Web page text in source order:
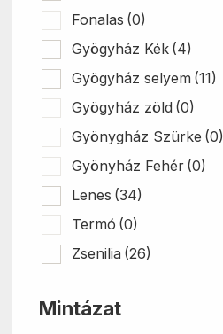
Fonalas (0)
Gyögyház Kék (4)
Gyögyház selyem (11)
Gyögyház zöld (0)
Gyönygház Szürke (0)
Gyönyház Fehér (0)
Lenes (34)
Termó (0)
Zsenilia (26)
Mintázat